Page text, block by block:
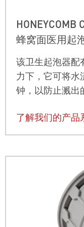
HONEYCOMB
蜂窝面医用起
该卫生起泡器配
力下，它可将水
钟，以防止溅出
了解我们的产品